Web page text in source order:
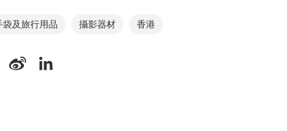
袋及旅行用品 攝影器材 香港